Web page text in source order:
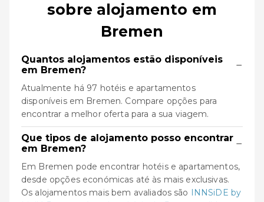
sobre alojamento em
Bremen
Quantos alojamentos estão disponíveis
em Bremen?
−
Atualmente há 97 hotéis e apartamentos
disponíveis em Bremen. Compare opções para
encontrar a melhor oferta para a sua viagem.
Que tipos de alojamento posso encontrar
em Bremen?
−
Em Bremen pode encontrar hotéis e apartamentos,
desde opções económicas até às mais exclusivas.
Os alojamentos mais bem avaliados são INNSiDE by